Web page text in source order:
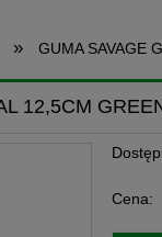
» GUMA SAVAGE
12,5CM
Cena: